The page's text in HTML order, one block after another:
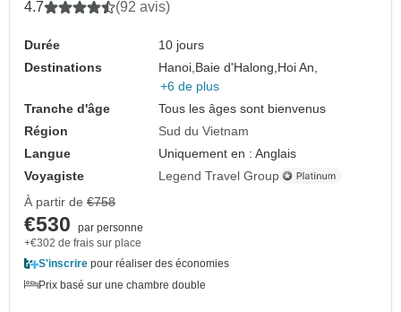
4.7 (92 avis)
Durée
10 jours
Destinations
Hanoi, Baie d'Halong, Hoi An,
+6 de plus
Tranche d'âge
Tous les âges sont bienvenus
Région
Sud du Vietnam
Langue
Uniquement en : Anglais
Voyagiste
Legend Travel Group
À partir de €758
€530
par personne
+€302 de frais sur place
S'inscrire pour réaliser des économies
Prix basé sur une chambre double